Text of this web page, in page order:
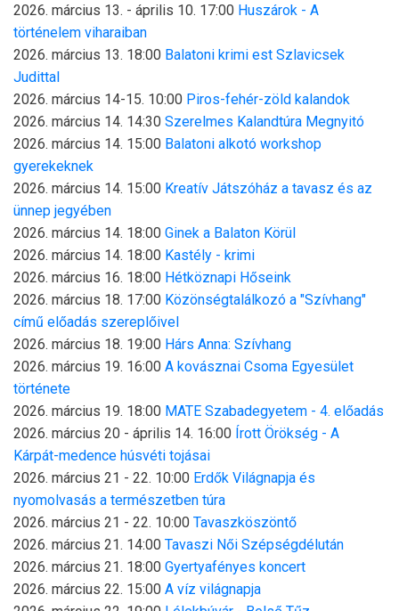
2026. március 13. - április 10. 17:00 Huszárok - A
történelem viharaiban
2026. március 13. 18:00 Balatoni krimi est Szlavicsek
Judittal
2026. március 14-15. 10:00 Piros-fehér-zöld kalandok
2026. március 14. 14:30 Szerelmes Kalandtúra Megnyitó
2026. március 14. 15:00 Balatoni alkotó workshop
gyerekeknek
2026. március 14. 15:00 Kreatív Játszóház a tavasz és az
ünnep jegyében
2026. március 14. 18:00 Ginek a Balaton Körül
2026. március 14. 18:00 Kastély - krimi
2026. március 16. 18:00 Hétköznapi Hőseink
2026. március 18. 17:00 Közönségtalálkozó a "Szívhang"
című előadás szereplőivel
2026. március 18. 19:00 Hárs Anna: Szívhang
2026. március 19. 16:00 A kovásznai Csoma Egyesület
története
2026. március 19. 18:00 MATE Szabadegyetem - 4. előadás
2026. március 20 - április 14. 16:00 Írott Örökség - A
Kárpát-medence húsvéti tojásai
2026. március 21 - 22. 10:00 Erdők Világnapja és
nyomolvasás a természetben túra
2026. március 21 - 22. 10:00 Tavaszköszöntő
2026. március 21. 14:00 Tavaszi Női Szépségdélután
2026. március 21. 18:00 Gyertyafényes koncert
2026. március 22. 15:00 A víz világnapja